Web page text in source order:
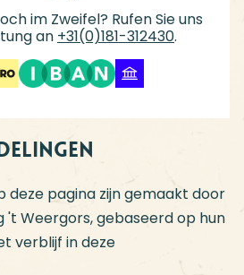
im Zweifel? Rufen Sie uns
an +31(0)181-312430.
deze pagina zijn gemaakt door
't Weergors, gebaseerd op hun
verblijf in deze